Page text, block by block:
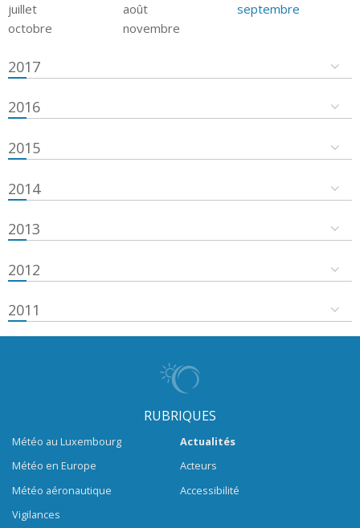
juillet
août
septembre
octobre
novembre
2017
2016
2015
2014
2013
2012
2011
RUBRIQUES
Météo au Luxembourg
Météo en Europe
Météo aéronautique
Vigilances
Actualités
Acteurs
Accessibilité